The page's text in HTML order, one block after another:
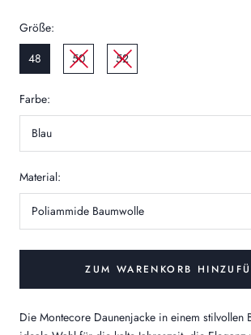
Größe:
48
50 52
Farbe:
Blau
Material:
Poliammide Baumwolle
ZUM WARENKORB
Die Montecore Daunenjacke in einem stilvollen